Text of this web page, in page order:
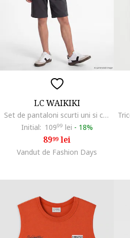
LC WAIKIKI
Set de pantaloni scurti uni si camasa cu imprimeu, Alb/Gri antracit
Initial: 10999 lei - 18%
8999lei
Vandut de Fashion Days